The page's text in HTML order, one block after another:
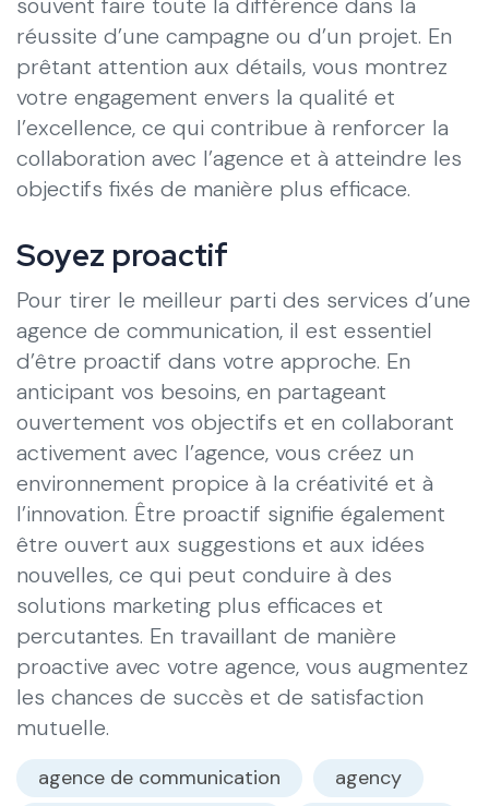
réussite d’une campagne ou d’un projet. En
prêtant attention aux détails, vous montrez
votre engagement envers la qualité et
l’excellence, ce qui contribue à renforcer la
collaboration avec l’agence et à atteindre les
objectifs fixés de manière plus efficace.
Soyez proactif
Pour tirer le meilleur parti des services d’une
agence de communication, il est essentiel
d’être proactif dans votre approche. En
anticipant vos besoins, en partageant
ouvertement vos objectifs et en collaborant
activement avec l’agence, vous créez un
environnement propice à la créativité et à
l’innovation. Être proactif signifie également
être ouvert aux suggestions et aux idées
nouvelles, ce qui peut conduire à des
solutions marketing plus efficaces et
percutantes. En travaillant de manière
proactive avec votre agence, vous augmentez
les chances de succès et de satisfaction
mutuelle.
agence de communication
agency